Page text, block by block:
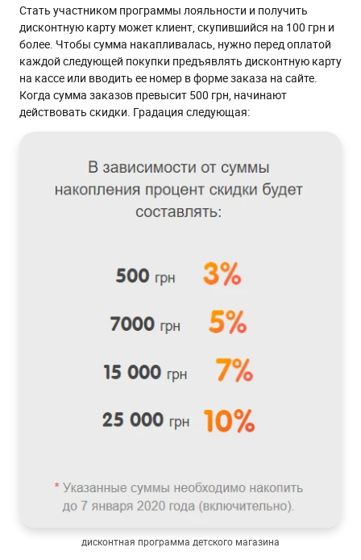
Стать участником программы лояльности и получить
дисконтную карту может клиент, скупившийся на 100 грн и
более. Чтобы сумма накапливалась, нужно перед оплатой
каждой следующей покупки предъявлять дисконтную карту
на кассе или вводить ее номер в форме заказа на сайте.
Когда сумма заказов превысит 500 грн, начинают
действовать скидки. Градация следующая:
дисконтная программа детского магазина